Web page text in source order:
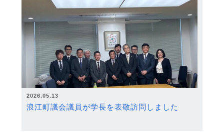
2026.05.13
浪江町議会議員が学長を表敬訪問しました